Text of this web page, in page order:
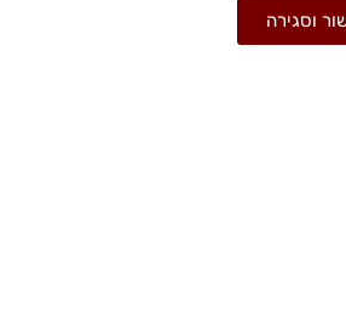
וסגירה